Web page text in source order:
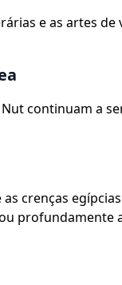
e as artes de
continuam a
crenças
profundamente